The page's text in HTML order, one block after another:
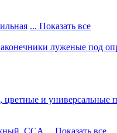
... Показать все
луженые под
цветные и универсальные
CCA ... Показать все